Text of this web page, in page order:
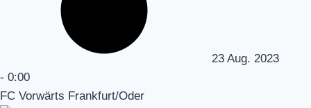
23 Aug. 2023
- 0:00
FC Vorwärts Frankfurt/Oder